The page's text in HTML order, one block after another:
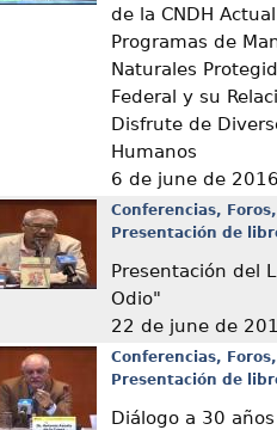
de la CNDH
Programas de
Naturales
Federal y su
Disfrute de
Humanos
6 de june de
Conferencias,
Presentación de
Presentación del
Odio"
22 de june de
Conferencias,
Presentación de
Diálogo a 30